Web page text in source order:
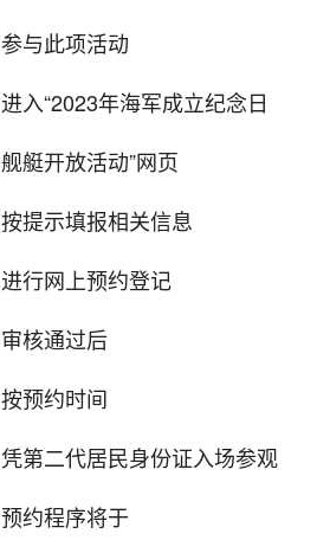
参与此项活动
进入“2023年海军成立纪念日
舰艇开放活动”网页
按提示填报相关信息
进行网上预约登记
审核通过后
按预约时间
凭第二代居民身份证入场参观
预约程序将于